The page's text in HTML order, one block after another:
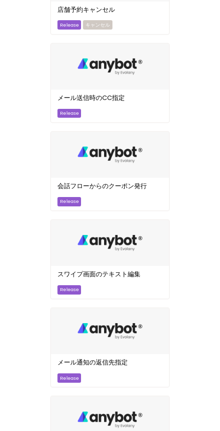
店舗予約キャンセル
キャンセル
メール送信時のCC指定
会話フローからのクーポン発行
スワイプ画面のテキスト編集
メール通知の返信先指定